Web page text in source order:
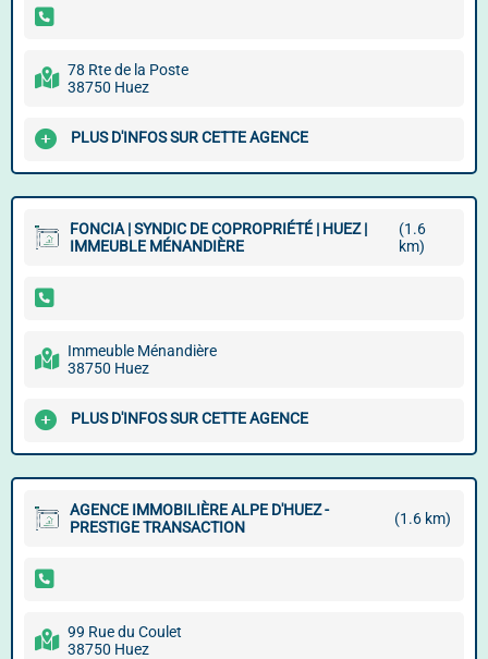
78 Rte de la Poste
38750 Huez
PLUS D'INFOS SUR CETTE AGENCE
FONCIA | SYNDIC DE COPROPRIÉTÉ | HUEZ |
IMMEUBLE MÉNANDIÈRE
(1.6
km)
Immeuble Ménandière
38750 Huez
PLUS D'INFOS SUR CETTE AGENCE
AGENCE IMMOBILIÈRE ALPE D'HUEZ -
PRESTIGE TRANSACTION
(1.6 km)
99 Rue du Coulet
38750 Huez